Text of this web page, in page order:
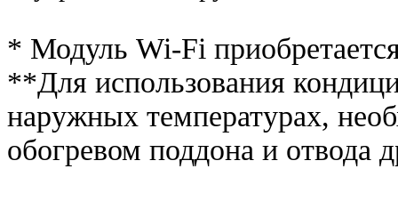
* Модуль Wi-Fi
**Для использования
наружных температурах,
обогревом поддона и отвода